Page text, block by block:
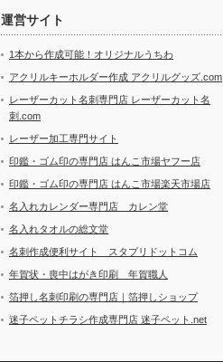
運営サイト
1本から作成可能！オリジナルうちわ
アクリルキーホルダー作成 アクリルグッズ.com
レーザーカット名刺専門店 レーザーカット名
刺.com
レーザー加工専門サイト
印鑑・ゴム印の専門店 はんこ市場ヤフー店
印鑑・ゴム印の専門店 はんこ市場楽天市場店
名入れカレンダー専門店 カレン堂
名入れタオルの総文堂
名刺作成便利サイト スタプリドットコム
年賀状・喪中はがき印刷 年賀職人
箔押し名刺印刷の専門店｜箔押しショップ
迷子ペットチラシ作成専門店 迷子ペット.net